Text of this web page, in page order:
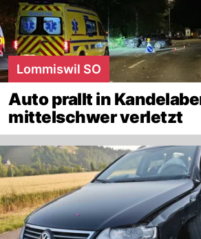
Lommiswil SO
Auto prallt in
mittelschwer verletzt